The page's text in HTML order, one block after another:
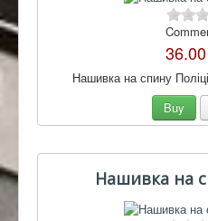
Нашивка на спину
Buy
Нашивка на